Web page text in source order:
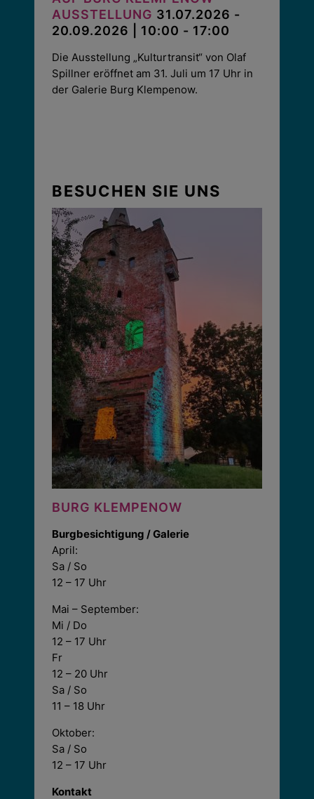
AUSSTELLUNG 31.07.2026 -
20.09.2026 | 10:00 - 17:00
Die Ausstellung „Kulturtransit“ von Olaf
Spillner eröffnet am 31. Juli um 17 Uhr in
der Galerie Burg Klempenow.
BESUCHEN SIE UNS
BURG KLEMPENOW
Burgbesichtigung / Galerie
April:
Sa / So
12 – 17 Uhr
Mai – September:
Mi / Do
12 – 17 Uhr
Fr
12 – 20 Uhr
Sa / So
11 – 18 Uhr
Oktober:
Sa / So
12 – 17 Uhr
Kontakt